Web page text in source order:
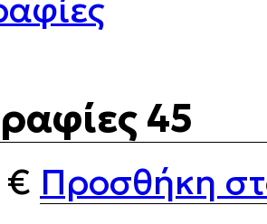
45
€ Προσθήκη